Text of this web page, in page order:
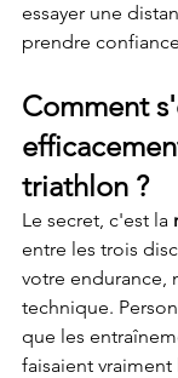
essayer une
prendre
Comment
triathlon ?
Le secret, c'est la
entre les trois
votre endurance,
technique.
que les
faisaient